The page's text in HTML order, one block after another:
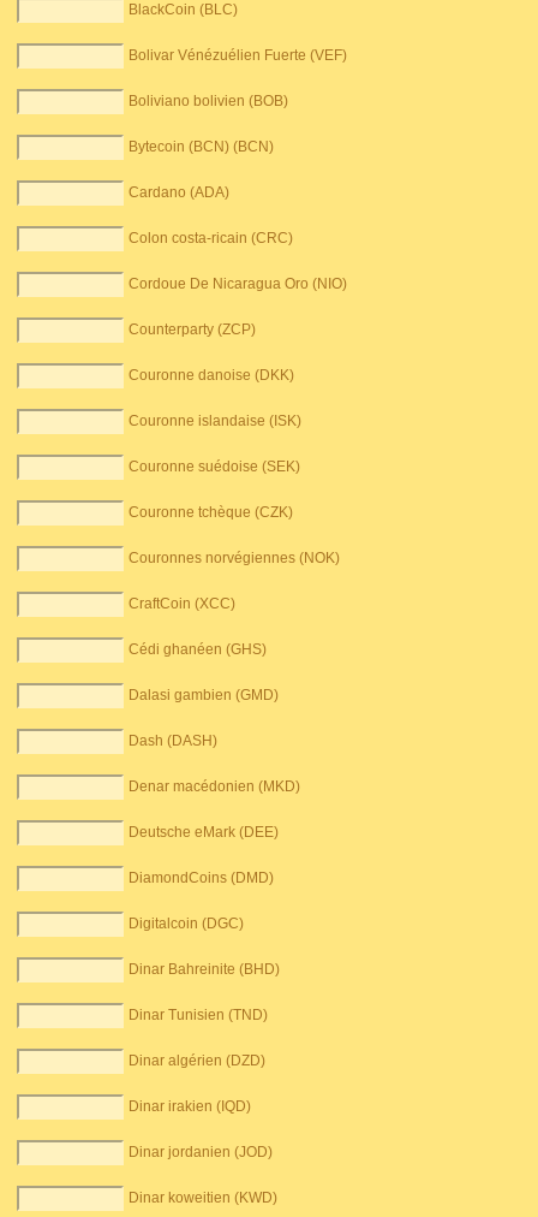
BlackCoin (BLC)
Bolivar Vénézuélien Fuerte (VEF)
Boliviano bolivien (BOB)
Bytecoin (BCN) (BCN)
Cardano (ADA)
Colon costa-ricain (CRC)
Cordoue De Nicaragua Oro (NIO)
Counterparty (ZCP)
Couronne danoise (DKK)
Couronne islandaise (ISK)
Couronne suédoise (SEK)
Couronne tchèque (CZK)
Couronnes norvégiennes (NOK)
CraftCoin (XCC)
Cédi ghanéen (GHS)
Dalasi gambien (GMD)
Dash (DASH)
Denar macédonien (MKD)
Deutsche eMark (DEE)
DiamondCoins (DMD)
Digitalcoin (DGC)
Dinar Bahreinite (BHD)
Dinar Tunisien (TND)
Dinar algérien (DZD)
Dinar irakien (IQD)
Dinar jordanien (JOD)
Dinar koweitien (KWD)